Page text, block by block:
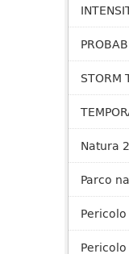
STORM
Natura
Parco
Pericolo